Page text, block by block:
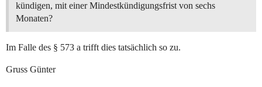
kündigen, mit einer Mindestkündigungsfrist von sechs
Monaten?
Im Falle des § 573 a trifft dies tatsächlich so zu.
Gruss Günter